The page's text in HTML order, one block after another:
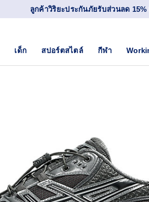
ลูกค้าวิริยะประกันภัยรับส่วนลด
เด็ก สปอร์ตสไตล์ กีฬา